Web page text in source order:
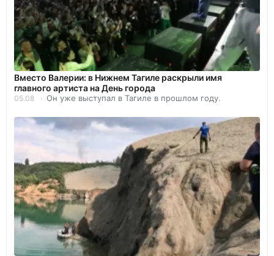
Вместо Валерии: в Нижнем Тагиле раскрыли имя
главного артиста на День города
05.08 Он уже выступал в Тагиле в прошлом году.